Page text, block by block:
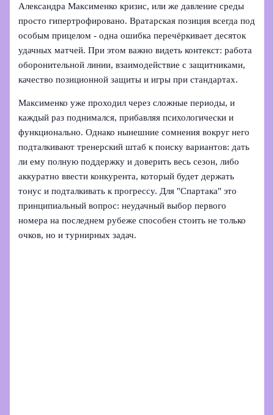
Александра Максименко кризис, или же давление среды
просто гипертрофировано. Вратарская позиция всегда под
особым прицелом - одна ошибка перечёркивает десяток
удачных матчей. При этом важно видеть контекст: работа
оборонительной линии, взаимодействие с защитниками,
качество позиционной защиты и игры при стандартах.
Максименко уже проходил через сложные периоды, и
каждый раз поднимался, прибавляя психологически и
функционально. Однако нынешние сомнения вокруг него
подталкивают тренерский штаб к поиску вариантов: дать
ли ему полную поддержку и доверить весь сезон, либо
аккуратно ввести конкурента, который будет держать
тонус и подталкивать к прогрессу. Для "Спартака" это
принципиальный вопрос: неудачный выбор первого
номера на последнем рубеже способен стоить не только
очков, но и турнирных задач.